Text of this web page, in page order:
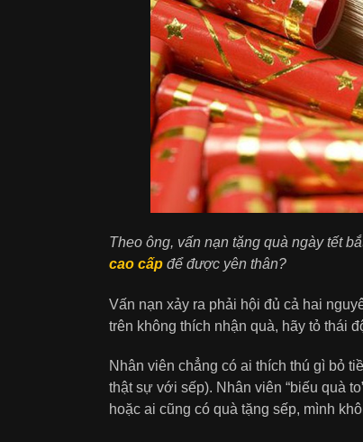
Theo ông, vấn nạn tặng quà ngày tết
cao cấp để được yên thân?
Vấn nạn xảy ra phải hội đủ cả hai
trên không thích nhận quà, hãy tỏ thái
Nhân viên chẳng có ai thích thú gì bỏ
thật sự với sếp). Nhân viên “biếu quà
hoặc ai cũng có quà tặng sếp, mình